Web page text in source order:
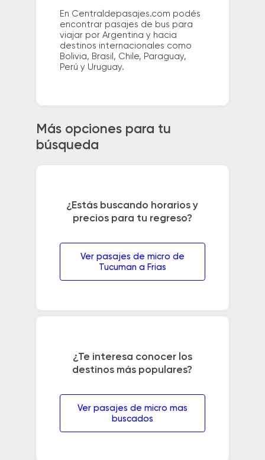
En Centraldepasajes.com podés
encontrar pasajes de bus para
viajar por Argentina y hacia
destinos internacionales como
Bolivia, Brasil, Chile, Paraguay,
Perú y Uruguay.
Más opciones para tu
búsqueda
¿Estás buscando horarios y
precios para tu regreso?
Ver pasajes de micro de
Tucuman a Frias
¿Te interesa conocer los
destinos más populares?
Ver pasajes de micro mas
buscados